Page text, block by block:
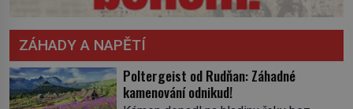
ZÁHADY A NAPĚTÍ
Poltergeist od Rudňan: Záhadné
kamenování odnikud!